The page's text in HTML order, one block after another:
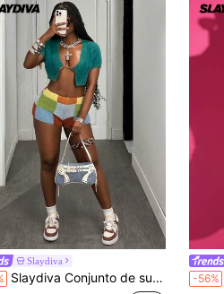
Slaydiva
Slaydiva Conjunto de suéter corto de ganchillo/punto de color verde con cadena metálica y adorno hueco, y pantalones cortos ajustado a juego de punto plisado en degradado de colores del arco iris, nuevo lanzamiento para primavera/verano 2025, ideal para festivals de música, días festivos de Pascua, fiestas en la playa, con estilo boho, casual, dulce y sexy para mujer. -56%